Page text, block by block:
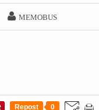
 MEMOBUS
Repost 0